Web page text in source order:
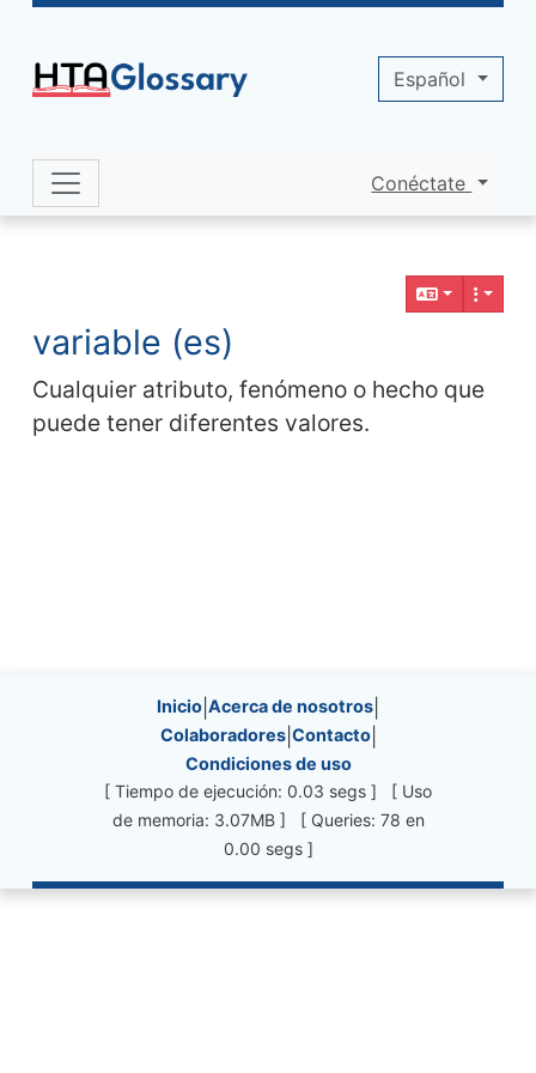
Navigation and related functionality
variable (es)
Cualquier atributo, fenómeno o hecho que
puede tener diferentes valores.
Site information, links, etc.
Inicio Acerca de nosotros
Colaboradores| Contacto|
Condiciones de uso
[ Tiempo de ejecución: 0.03 segs ] [ Uso
de memoria: 3.07MB ] [ Queries: 78 en
0.00 segs ]
Site identity, navigation, etc.
Conéctate
Español